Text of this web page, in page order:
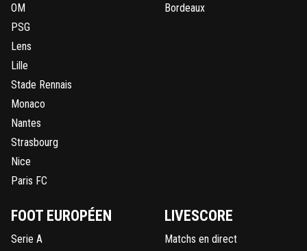
OM
PSG
Lens
Lille
Stade Rennais
Monaco
Nantes
Strasbourg
Nice
Paris FC
Bordeaux
FOOT EUROPÉEN
Serie A
LIVESCORE
Matchs en direct